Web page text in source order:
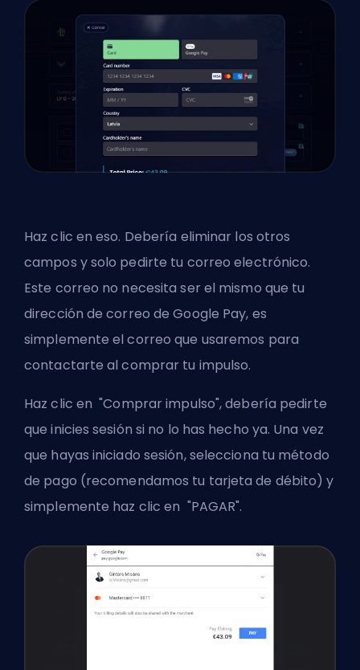
Haz clic en eso. Debería eliminar los otros
campos y solo pedirte tu correo electrónico.
Este correo no necesita ser el mismo que tu
dirección de correo de Google Pay, es
simplemente el correo que usaremos para
contactarte al comprar tu impulso.
Haz clic en "Comprar impulso", debería pedirte
que inicies sesión si no lo has hecho ya. Una vez
que hayas iniciado sesión, selecciona tu método
de pago (recomendamos tu tarjeta de débito) y
simplemente haz clic en "PAGAR".